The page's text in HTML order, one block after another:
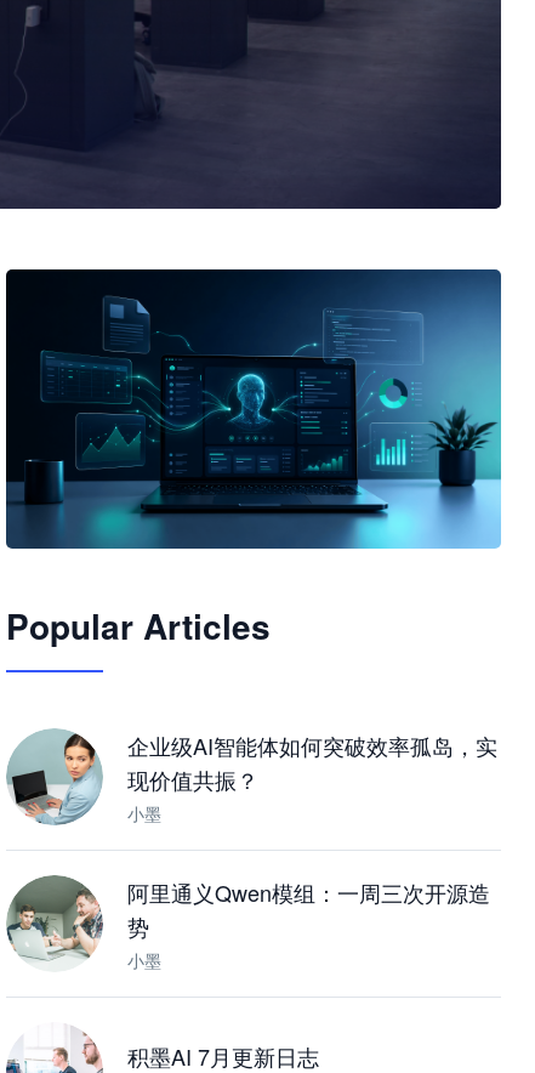
JimoClaw 桌面 AI Agent 工作台
Popular Articles
企业级AI智能体如何突破效率孤岛，实
现价值共振？
小墨
阿里通义Qwen模组：一周三次开源造
势
小墨
积墨AI 7月更新日志